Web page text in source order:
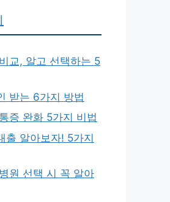
교, 알고 선택하는 5
받는 6가지 방법
증 완화 5가지 비법
출 알아보자! 5가지
원 선택 시 꼭 알아